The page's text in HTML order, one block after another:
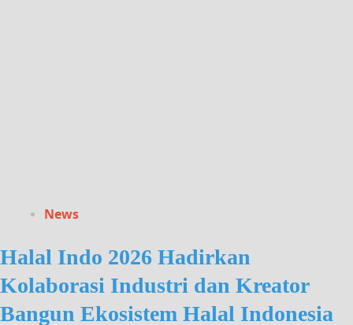
News
Halal Indo 2026 Hadirkan
Kolaborasi Industri dan Kreator
Bangun Ekosistem Halal Indonesia